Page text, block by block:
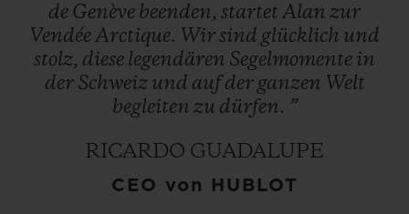
de Genève beenden, startet Alan zur
VendéeArctique. Wirsind glücklich und
stolz, diese legendären Segelmomente in
der Schweiz und aufder ganzen Welt
begleiten zu dürfen. ”
RICARDO GUADALUPE
CEO von HUBLOT